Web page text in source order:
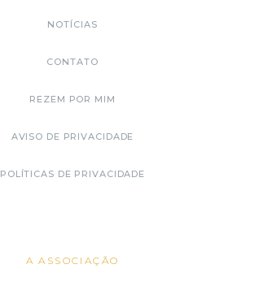
NOTÍCIAS
CONTATO
REZEM POR MIM
AVISO DE PRIVACIDADE
POLÍTICAS DE PRIVACIDADE
A ASSOCIAÇÃO